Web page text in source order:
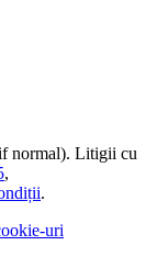
normal). Litigii cu
,
.
uri